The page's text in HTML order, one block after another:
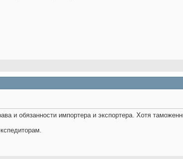
и обязанности импортера и экспортера. Хотя